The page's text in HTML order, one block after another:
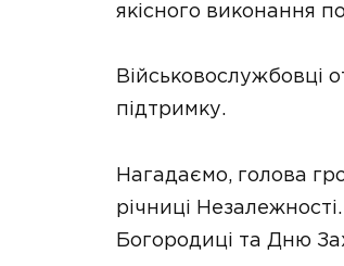
якісного виконання
Військовослужбовці
підтримку.
Нагадаємо, голова
річниці
Богородиці та Дню